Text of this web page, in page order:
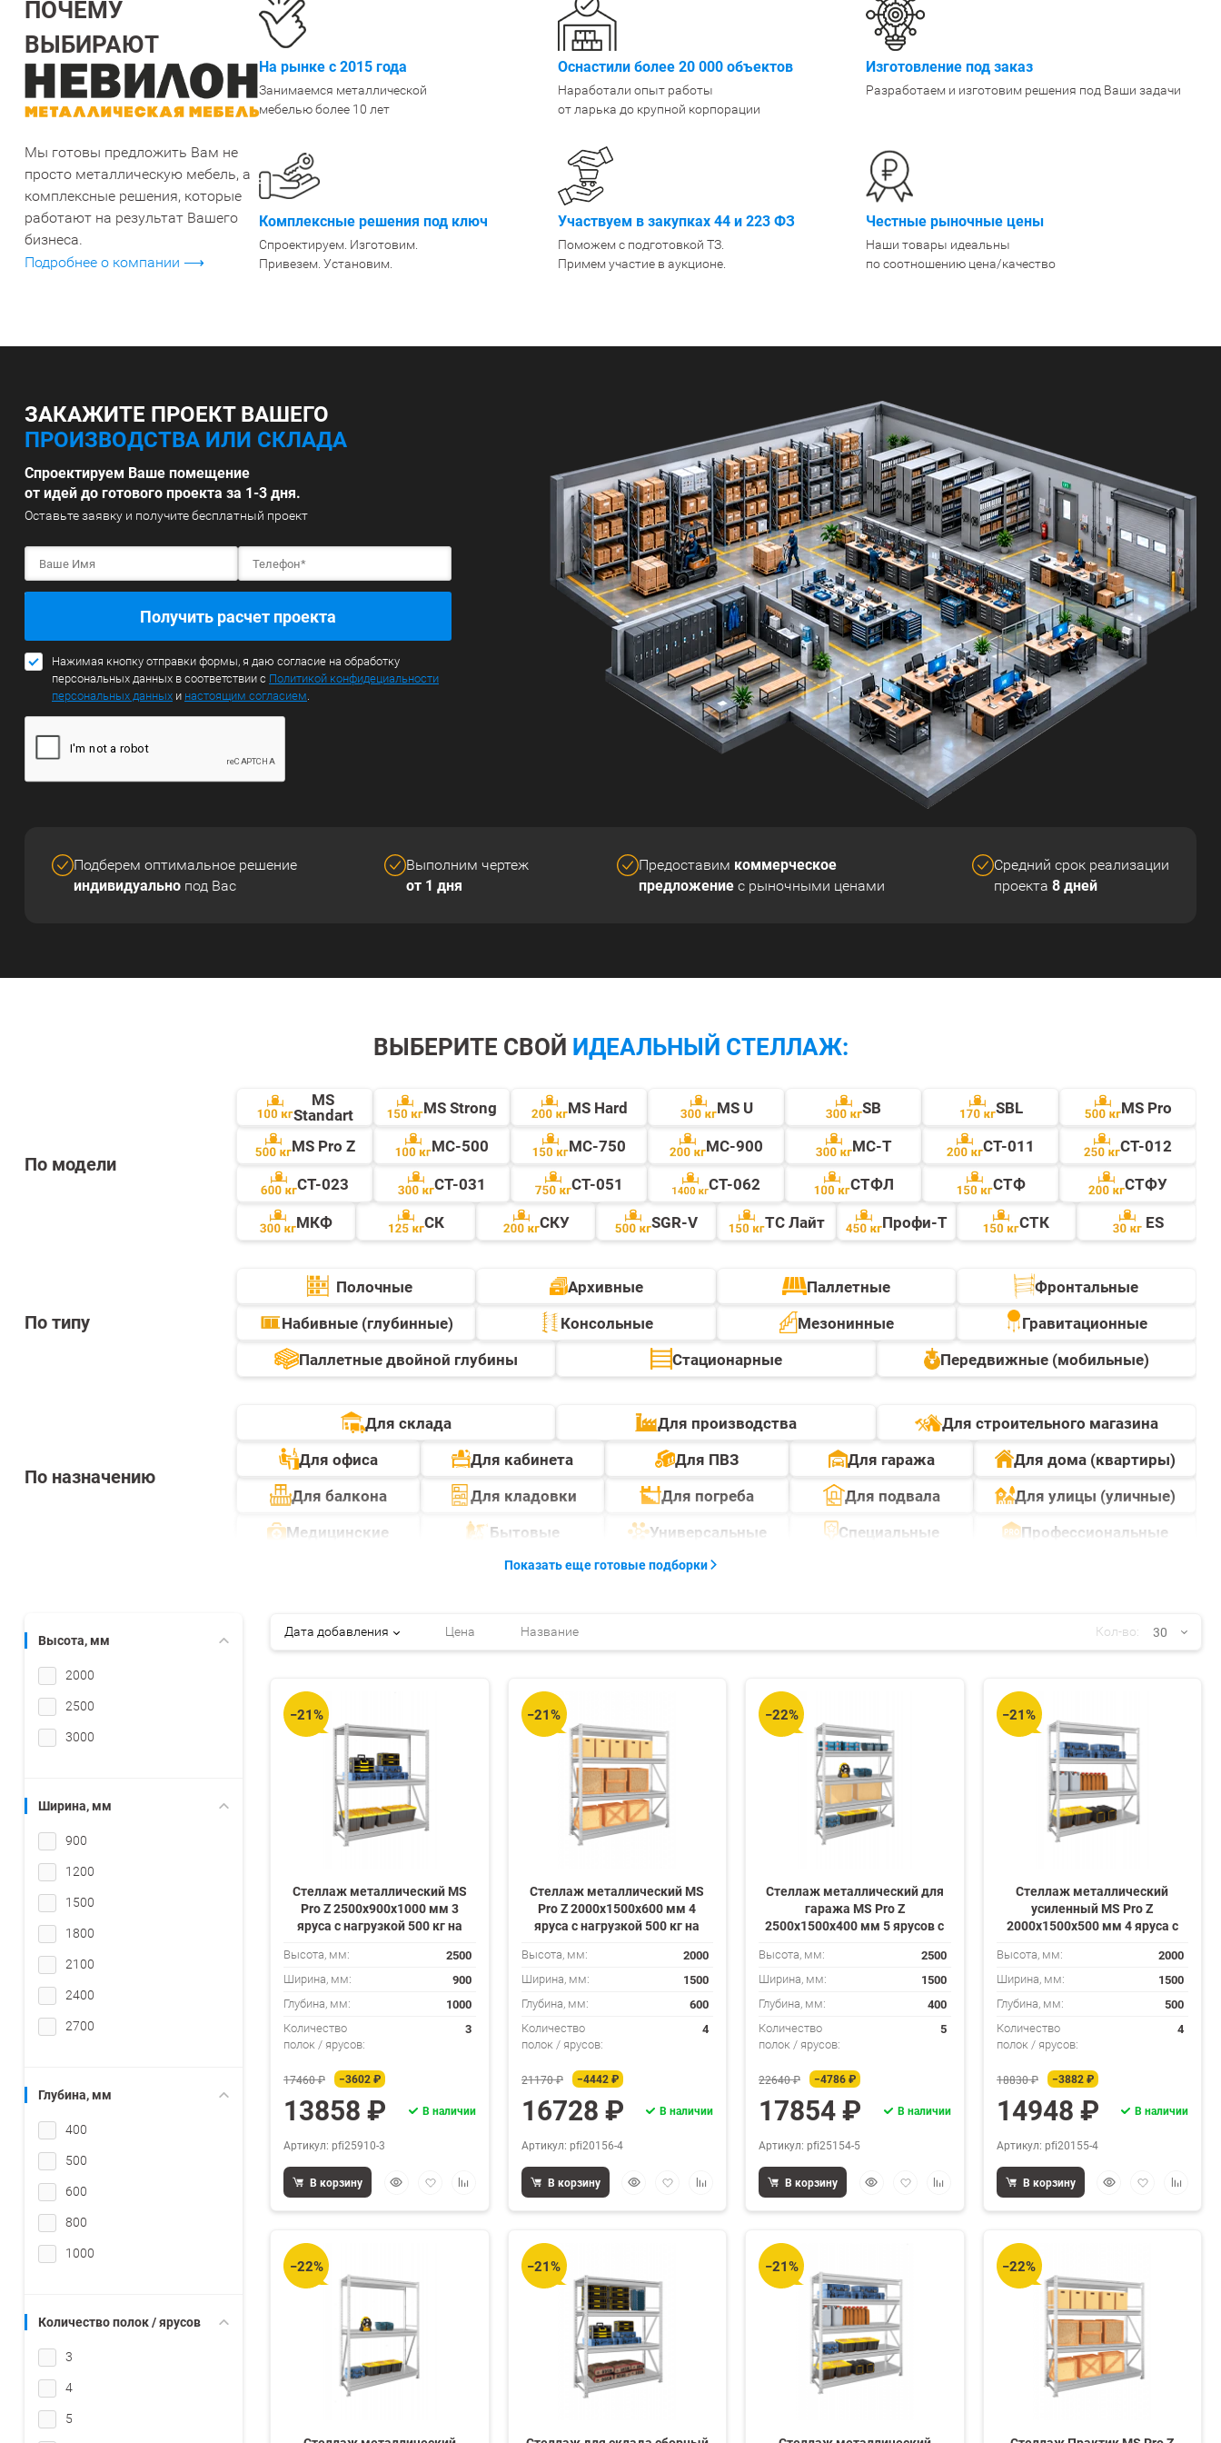
Разделители для полок
1500 мм
1600 мм
1800 мм
Показать еще▼
1200 мм
400 мм
500 мм
Показать еще▼
4
ПОКРЫТИЮ
Порошковое покрытие
Оцинкованные
Антикоррозийное
Среднегрузовые (до 2500
Грузовые (до 5000 кг)
Тяжелые (до 10000 кг)
Узкие
Для 8 шин
Для 5л бутылей
Консольные
СТЕЛЛАЖИ БУ С УЦЕНКОЙ
ПОЧЕМУ
ВЫБИРАЮТ
Мы готовы предложить Вам не
просто металлическую мебель, а
комплексные решения, которые
работают на результат Вашего
бизнеса.
Подробнее о компании ⟶
На рынке с 2015 года
Занимаемся металлической
мебелью более 10 лет
Оснастили более 20 000 объектов
Наработали опыт работы
от ларька до крупной корпорации
Изготовление под заказ
Разработаем и изготовим решения под Ваши задачи
Комплексные решения под ключ
Спроектируем. Изготовим.
Привезем. Установим.
Участвуем в закупках 44 и 223 ФЗ
Поможем с подготовкой ТЗ.
Примем участие в аукционе.
Честные рыночные цены
Наши товары идеальны
по соотношению цена/качество
ЗАКАЖИТЕ ПРОЕКТ ВАШЕГО
ПРОИЗВОДСТВА ИЛИ СКЛАДА
Спроектируем Ваше помещение
от идей до готового проекта за 1-3 дня.
Оставьте заявку и получите бесплатный проект
Получить расчет проекта
Нажимая кнопку отправки формы, я даю согласие на обработку
персональных данных в соответствии с Политикой конфидециальности
персональных данных и настоящим согласием.
Подберем оптимальное решение
индивидуально под Вас
Выполним чертеж
от 1 дня
Предоставим коммерческое
предложениес рыночными ценами
Средний срок реализации
проекта 8 дней
ВЫБЕРИТЕ СВОЙ ИДЕАЛЬНЫЙ СТЕЛЛАЖ:
По модели
MS
Standart MS Strong MS Hard MS U SB SBL
MS Pro
MS Pro Z
МС-500 МС-750 МС-900 МС-Т СТ-011
СТ-012
СТ-023
СТ-031 СТ-051 СТ-062 СТФЛ CТФ
СТФУ
МКФ
СК СКУ SGR-V ТС Лайт Профи-Т СТК ES
По типу
Полочные Архивные Паллетные
Фронтальные
Набивные (глубинные)
Консольные Мезонинные
Гравитационные
Паллетные двойной глубины
Стационарные Передвижные (мобильные)
По назначению
Для склада Для производства
Для строительного магазина
Для офиса
Для кабинета Для ПВЗ Для гаража
Для дома (квартиры)
Для балкона
Для кладовки Для погреба Для подвала
Для улицы (уличные)
Медицинские
Бытовые Универсальные Специальные Профессиональные
Показать еще готовые подборки
Высота, мм
2000
2500
3000
Ширина, мм
900
1200
1500
1800
2100
2400
2700
Глубина, мм
400
500
600
800
1000
Количество полок / ярусов
3
4
5
Дата добавления Цена Название Кол-во: 30
60
90
150
−21%
Стеллаж металлический MS
Pro Z 2500х900х1000 мм 3
яруса с нагрузкой 500 кг на
Высота, мм: 2500
Ширина, мм: 900
Глубина, мм: 1000
Количество
полок / ярусов:
3
17460 ₽ −3602 ₽
13858 ₽ В наличии
Артикул: pfi25910-3
БыстрыйДобавить
избранное
Добавить
сравнению
В корзину
−21%
Стеллаж металлический MS
Pro Z 2000х1500х600 мм 4
яруса с нагрузкой 500 кг на
Высота, мм: 2000
Ширина, мм: 1500
Глубина, мм: 600
Количество
полок / ярусов:
4
21170 ₽ −4442 ₽
16728 ₽ В наличии
Артикул: pfi20156-4
БыстрыйДобавить
избранное
Добавить
сравнению
В корзину
−22%
Стеллаж металлический для
гаража MS Pro Z
2500х1500х400 мм 5 ярусов с
Высота, мм: 2500
Ширина, мм: 1500
Глубина, мм: 400
Количество
полок / ярусов:
5
22640 ₽ −4786 ₽
17854 ₽ В наличии
Артикул: pfi25154-5
БыстрыйДобавить
избранное
Добавить
сравнению
В корзину
−21%
Стеллаж металлический
усиленный MS Pro Z
2000х1500х500 мм 4 яруса с
Высота, мм: 2000
Ширина, мм: 1500
Глубина, мм: 500
Количество
полок / ярусов:
4
18830 ₽ −3882 ₽
14948 ₽ В наличии
Артикул: pfi20155-4
БыстрыйДобавить
избранное
В корзину
−22% −21% −21% −22%